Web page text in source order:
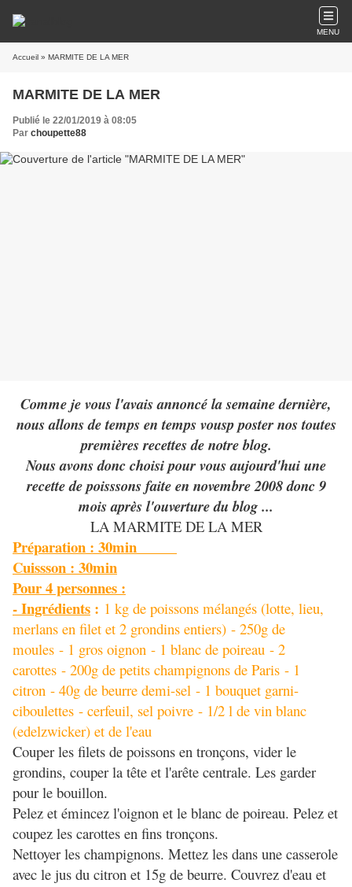
MENU
Accueil » MARMITE DE LA MER
MARMITE DE LA MER
Publié le 22/01/2019 à 08:05
Par choupette88
Comme je vous l'avais annoncé la semaine dernière,
nous allons de temps en temps vousp poster nos toutes
premières recettes de notre blog.
Nous avons donc choisi pour vous aujourd'hui une
recette de poisssons faite en novembre 2008 donc 9
mois après l'ouverture du blog ...
LA MARMITE DE LA MER
Préparation : 30min
Cuissson : 30min
Pour 4 personnes :
- Ingrédients : 1 kg de poissons mélangés (lotte, lieu,
merlans en filet et 2 grondins entiers) - 250g de
moules - 1 gros oignon - 1 blanc de poireau - 2
carottes - 200g de petits champignons de Paris - 1
citron - 40g de beurre demi-sel - 1 bouquet garni-
ciboulettes - cerfeuil, sel poivre - 1/2 l de vin blanc
(edelzwicker) et de l'eau
Couper les filets de poissons en tronçons, vider le
grondins, couper la tête et l'arête centrale. Les garder
pour le bouillon.
Pelez et émincez l'oignon et le blanc de poireau. Pelez et
coupez les carottes en fins tronçons.
Nettoyer les champignons. Mettez les dans une casserole
avec le jus du citron et 15g de beurre. Couvrez d'eau et